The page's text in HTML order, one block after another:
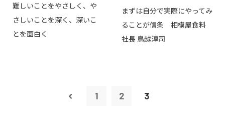
難しいことをやさしく、や
さしいことを深く、深いこ
とを面白く
まずは自分で実際にやってみ
ることが信条 相模屋食料
社長 鳥越淳司
1 2 3